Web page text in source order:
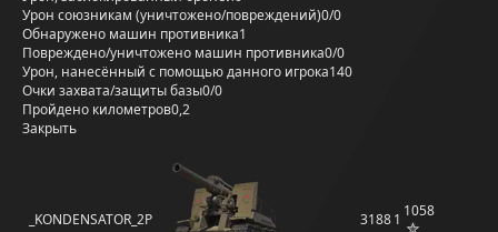
Урон союзникам (уничтожено/повреждений)0/0
Обнаружено машин противника1
Повреждено/уничтожено машин противника0/0
Урон, нанесённый с помощью данного игрока140
Очки захвата/защиты базы0/0
Пройдено километров0,2
Закрыть
_KONDENSATOR_2P 31881 1058